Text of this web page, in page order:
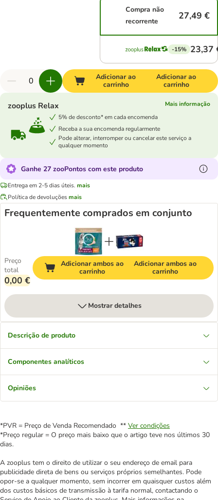
Compra não
recorrente
27,49 €
-15% 23,37
Adicionar ao
carrinho
Adicionar ao
carrinho
zooplus Relax
Mais informação
5% de desconto* em cada encomenda
Receba a sua encomenda regularmente
Pode alterar, interromper ou cancelar este serviço a
qualquer momento
Ganhe 27 zooPontos com este produto
Entrega em 2-5 dias úteis. mais
Política de devoluçõesmais
Frequentemente comprados em conjunto
Preço
total
0,00 €
Adicionar ambos ao
carrinho
Adicionar ambos ao
carrinho
Mostrar detalhes
Descrição de produto
Componentes analíticos
Opiniões
*PVR = Preço de Venda Recomendado ** Ver condições
*Preço regular = O preço mais baixo que o artigo teve nos últimos 30
dias.
A zooplus tem o direito de utilizar o seu endereço de email para
publicidade direta de bens ou serviços próprios semelhantes. Pode
opor-se a qualquer momento, sem incorrer em quaisquer custos além
dos custos básicos de transmissão à tarifa normal, contactando o